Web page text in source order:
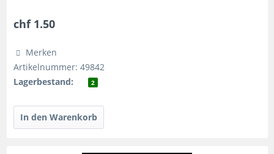
chf 1.50
Merken
Artikelnummer: 49842
Lagerbestand:
2